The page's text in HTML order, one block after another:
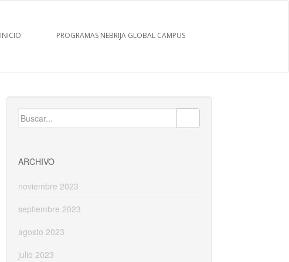
INICIO PROGRAMAS NEBRIJA GLOBAL CAMPUS
Buscar:
ARCHIVO
noviembre 2023
septiembre 2023
agosto 2023
julio 2023